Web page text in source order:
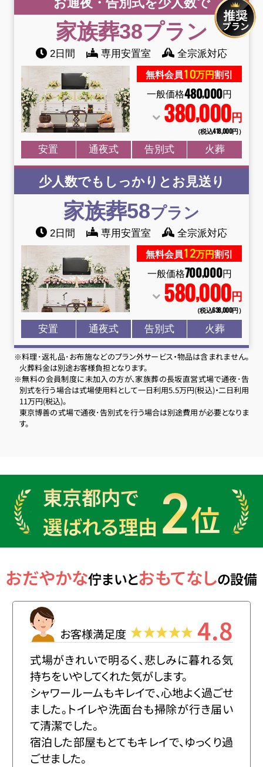
家族葬38プラン
2日間 専用安置室 全宗派対応
無料会員10万円割引
一般価格480,000円
380,000円
（税込418,000円）
安置 通夜式 告別式 火葬
少人数でもしっかりとお見送り
家族葬58プラン
2日間 専用安置室 全宗派対応
無料会員12万円割引
一般価格700,000円
580,000円
（税込638,000円）
安置 通夜式 告別式 火葬
※料理･返礼品･お布施などのプラン外サービス・物品は含まれません。
火葬料金は別途お客様負担となります。
※無料の会員制度に未加入の方が、家族葬の長坂直営式場で通夜･告
別式を行う場合は式場使用料として一日利用5.5万円(税込)・二日利用
11万円(税込)。
東京博善の式場で通夜･告別式を行う場合は別途費用が必要となりま
す。
東京都内で
選ばれる理由 2位
おだやかな佇まいとおもてなしの設備
お客様満足度 4.8
式場がきれいで明るく、悲しみに暮れる気
持ちをいやしてくれた気がします。
シャワールームもキレイで、心地よく過ごせ
ました。トイレや洗面台も掃除が行き届い
て清潔でした。
宿泊した部屋もとてもキレイで、ゆっくり過
ごせました。